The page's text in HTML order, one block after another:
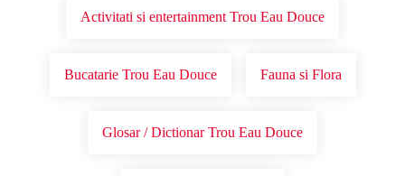
Activitati si entertainment Trou Eau Douce
Bucatarie Trou Eau Douce Fauna si Flora
Glosar / Dictionar Trou Eau Douce